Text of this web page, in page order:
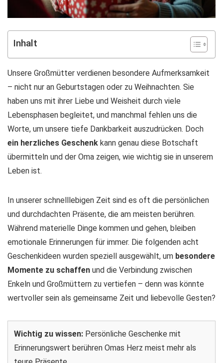
Inhalt
Unsere Großmütter verdienen besondere Aufmerksamkeit
– nicht nur an Geburtstagen oder zu Weihnachten. Sie
haben uns mit ihrer Liebe und Weisheit durch viele
Lebensphasen begleitet, und manchmal fehlen uns die
Worte, um unsere tiefe Dankbarkeit auszudrücken. Doch
ein herzliches Geschenk kann genau diese Botschaft
übermitteln und der Oma zeigen, wie wichtig sie in unserem
Leben ist.
In unserer schnelllebigen Zeit sind es oft die persönlichen
und durchdachten Präsente, die am meisten berühren.
Während materielle Dinge kommen und gehen, bleiben
emotionale Erinnerungen für immer. Die folgenden acht
Geschenkideen wurden speziell ausgewählt, um besondere
Momente zu schaffen und die Verbindung zwischen
Enkeln und Großmüttern zu vertiefen – denn was könnte
wertvoller sein als gemeinsame Zeit und liebevolle Gesten?
Wichtig zu wissen: Persönliche Geschenke mit
Erinnerungswert berühren Omas Herz meist mehr als